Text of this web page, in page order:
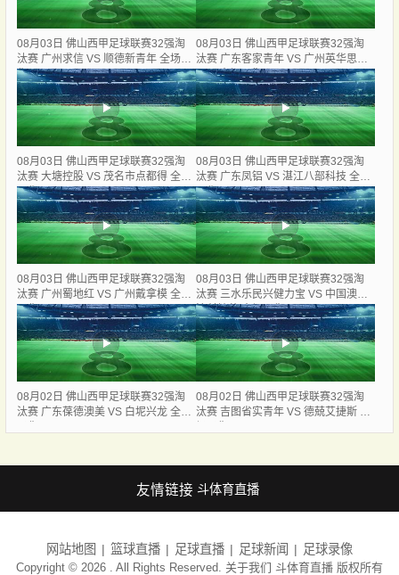
08月03日 佛山西甲足球联赛32强淘
汰赛 广州求信 VS 顺德新青年 全场录
像
08月03日 佛山西甲足球联赛32强淘
汰赛 广东客家青年 VS 广州英华思力
U17 全场录像
08月03日 佛山西甲足球联赛32强淘
汰赛 大塘控股 VS 茂名市点都得 全场
录像
08月03日 佛山西甲足球联赛32强淘
汰赛 广东凤铝 VS 湛江八部科技 全场
录像
08月03日 佛山西甲足球联赛32强淘
汰赛 广州蜀地红 VS 广州戴拿模 全场
录像
08月03日 佛山西甲足球联赛32强淘
汰赛 三水乐民兴健力宝 VS 中国澳门
澳科精英 全场录像
08月02日 佛山西甲足球联赛32强淘
汰赛 广东葆德澳美 VS 白坭兴龙 全场
08月02日 佛山西甲足球联赛32强淘
汰赛 吉图省实青年 VS 德兢艾捷斯 全
友情链接 斗体育直播
网站地图 篮球直播 足球直播 足球新闻 足球录像
Copyright © 2026 . All Rights Reserved. 关于我们 斗体育直播 版权所有